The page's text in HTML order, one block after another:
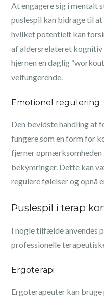
At engagere sig i mentalt
puslespil kan bidrage til
hvilket potentielt kan
af aldersrelateret kognitiv
hjernen en daglig
velfungerende.
Emotionel regulering
Den bevidste handling at
fungere som en form for
fjerner
bekymringer. Dette kan
regulere følelser og opnå
Puslespil i terap
I nogle tilfælde anvendes
professionelle
Ergoterapi
Ergoterapeuter kan